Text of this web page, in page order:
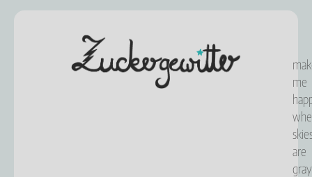
me
are
gray